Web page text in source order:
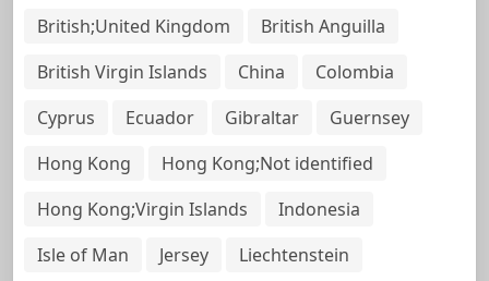
British;United Kingdom
British Anguilla
British Virgin Islands
China
Colombia
Cyprus
Ecuador Gibraltar
Guernsey
Hong Kong
Hong Kong;Not identified
Hong Kong;Virgin Islands
Indonesia
Isle of Man
Jersey
Liechtenstein